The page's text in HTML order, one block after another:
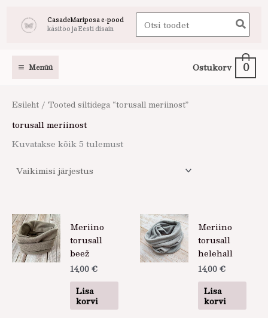
CasadeMariposa e-pood
käsitöö ja Eesti disain
Search
for:
Menüü Ostukorv 0
Esileht / Tooted siltidega “torusall meriinost”
torusall meriinost
Kuvatakse kõik 5 tulemust
Meriino
torusall
beež
14,00 €
Lisa
korvi
Meriino
torusall
helehall
14,00 €
Lisa
korvi